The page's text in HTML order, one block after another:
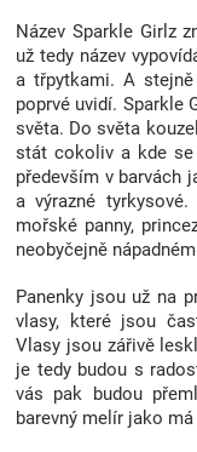
Blog
Hračkářství
Přihlášení
Název Sparkle Girlz
už tedy název
a třpytkami. A
poprvé uvidí. Sparkle
světa. Do světa
stát cokoliv a kde
především v barvách
a výrazné
mořské panny,
neobyčejně
Panenky jsou už na
vlasy, které jsou
Vlasy jsou zářivě
je tedy budou s
vás pak budou
barevný melír jako